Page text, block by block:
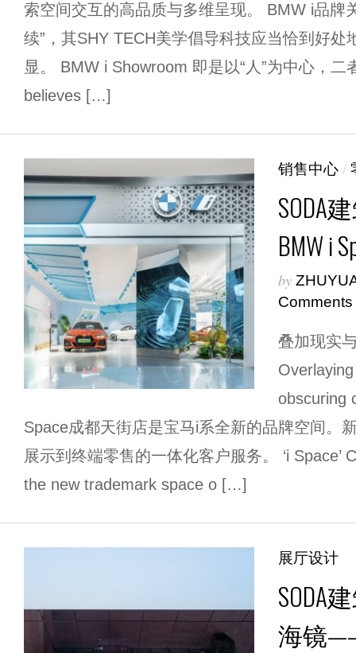
索空间交互的高品质与多维呈现。 BMW i品牌
续”，其SHY TECH美学倡导科技应当恰到好处
显。 BMW i Showroom 即是以“人”为中心，二
believes […]
销售中心 /
SODA
BMW i
by
Comments
叠加现实
obscuring
Space成都天街店是宝马i系全新的品牌空间。
展示到终端零售的一体化客户服务。 ‘i Space’
the new trademark space o […]
展厅设计
SODA
海镜